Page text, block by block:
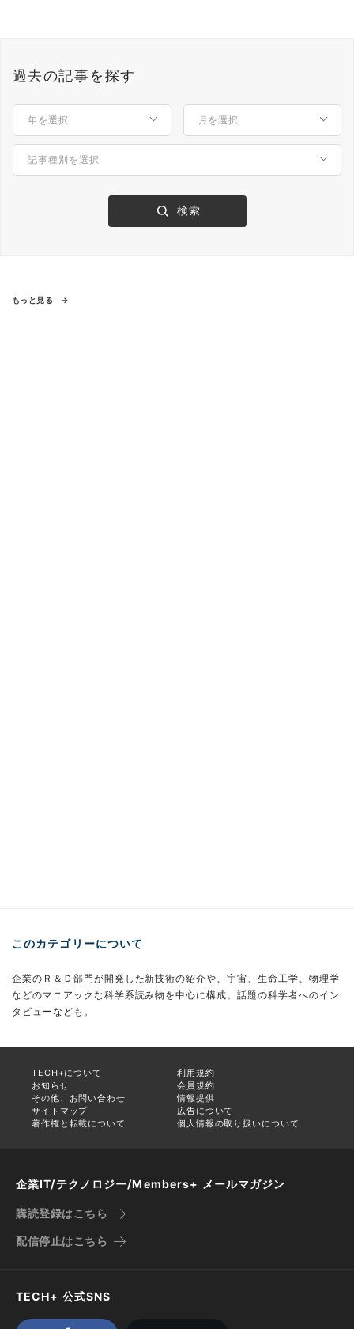
過去の記事を探す
もっと見る
このカテゴリーについて
企業のＲ＆Ｄ部門が開発した新技術の紹介や、宇宙、生命工学、物理学
などのマニアックな科学系読み物を中心に構成。話題の科学者へのイン
タビューなども。
TECH+について
利用規約
お知らせ
会員規約
その他、お問い合わせ
情報提供
サイトマップ
広告について
著作権と転載について
個人情報の取り扱いについて
企業IT/テクノロジー/Members+ メールマガジン
購読登録はこちら
配信停止はこちら
TECH+ 公式SNS